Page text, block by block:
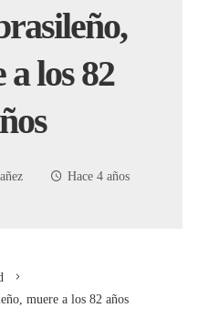
los 82
Hace 4 años
muere a los 82 años